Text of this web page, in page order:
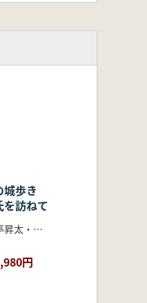
歩き
を訪ねて
中井 均・春風亭昇太・齋藤慎一著
円